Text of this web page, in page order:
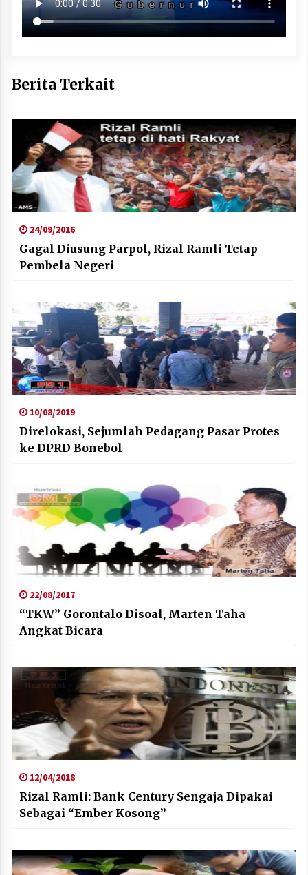
Berita Terkait
24/09/2016
Gagal Diusung Parpol, Rizal Ramli Tetap
Pembela Negeri
10/08/2019
Direlokasi, Sejumlah Pedagang Pasar Protes
ke DPRD Bonebol
22/08/2017
“TKW” Gorontalo Disoal, Marten Taha
Angkat Bicara
12/04/2018
Rizal Ramli: Bank Century Sengaja Dipakai
Sebagai “Ember Kosong”